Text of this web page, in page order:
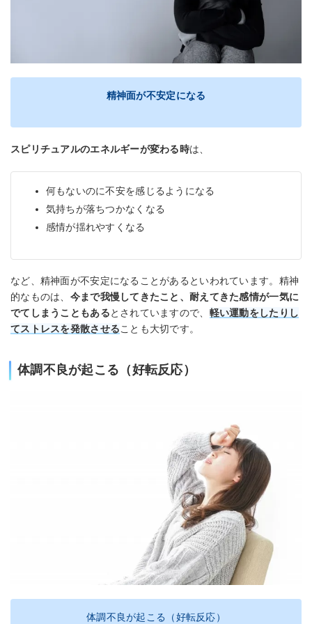
精神面が不安定になる
スピリチュアルのエネルギーが変わる時は、
何もないのに不安を感じるようになる
気持ちが落ちつかなくなる
感情が揺れやすくなる
など、精神面が不安定になることがあるといわれています。精神
的なものは、 今まで我慢してきたこと、耐えてきた感情が一気に
でてしまうこともあるとされていますので、 軽い運動をしたりし
てストレスを発散させることも大切です。
体調不良が起こる（好転反応）
体調不良が起こる（好転反応）